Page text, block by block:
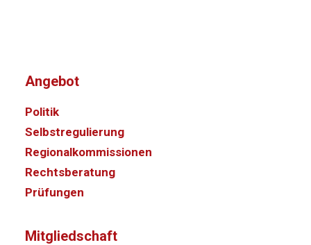
Angebot
Politik
Selbstregulierung
Regionalkommissionen
Rechtsberatung
Prüfungen
Mitgliedschaft